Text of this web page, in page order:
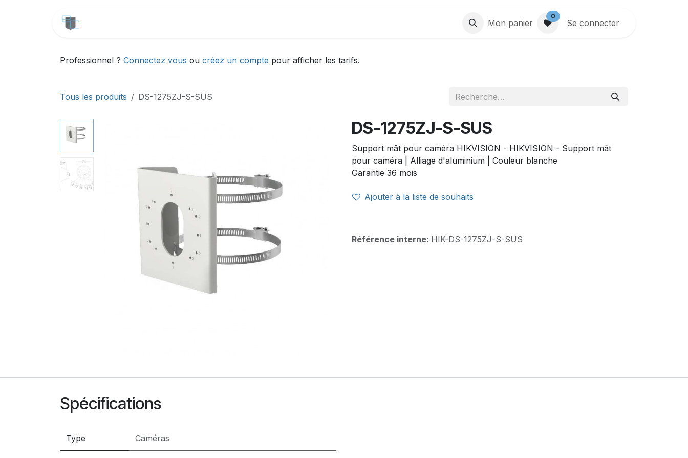
Mon panier
0
Se connecter
Professionnel ? Connectez vous ou créez un compte pour afficher les tarifs.
Tous les produits DS-1275ZJ-S-SUS
DS-1275ZJ-S-SUS
Support mât pour caméra HIKVISION - HIKVISION - Support mât
pour caméra | Alliage d'aluminium | Couleur blanche
Garantie 36 mois
Ajouter à la liste de souhaits
Référence interne: HIK-DS-1275ZJ-S-SUS
Spécifications
Type Caméras